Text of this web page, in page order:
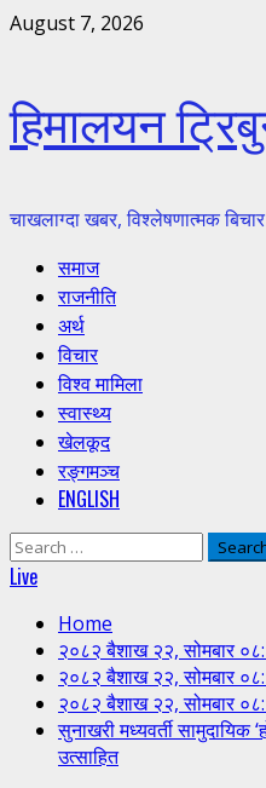
Skip
August 7, 2026
हिमालयन
चाखलाग्दा खबर, विश्लेषणात्मक बिचार
Primary
Menu
समाज
राजनीति
अर्थ
विचार
विश्व मामिला
स्वास्थ्य
खेलकूद
रङ्गमञ्च
ENGLISH
Search
for:
Live
Home
२०८२ बैशाख २२, सोमबार
२०८२ बैशाख २२, सोमबार
२०८२ बैशाख २२, सोमबार
सुनाखरी मध्यवर्ती सामुदायिक
उत्साहित